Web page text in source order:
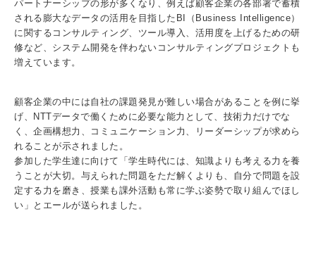
パートナーシップの形が多くなり、例えば顧客企業の各部署で蓄積
される膨大なデータの活用を目指したBI（Business Intelligence）
に関するコンサルティング、ツール導入、活用度を上げるための研
修など、システム開発を伴わないコンサルティングプロジェクトも
増えています。
顧客企業の中には自社の課題発見が難しい場合があることを例に挙
げ、NTTデータで働くために必要な能力として、技術力だけでな
く、企画構想力、コミュニケーション力、リーダーシップが求めら
れることが示されました。
参加した学生達に向けて「学生時代には、知識よりも考える力を養
うことが大切。与えられた問題をただ解くよりも、自分で問題を設
定する力を磨き、授業も課外活動も常に学ぶ姿勢で取り組んでほし
い」とエールが送られました。